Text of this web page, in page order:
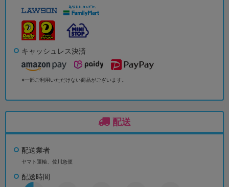
キャッシュレス決済
※一部ご利用いただけない商品がございます。
配送
配送業者
ヤマト運輸、佐川急便
配送時間